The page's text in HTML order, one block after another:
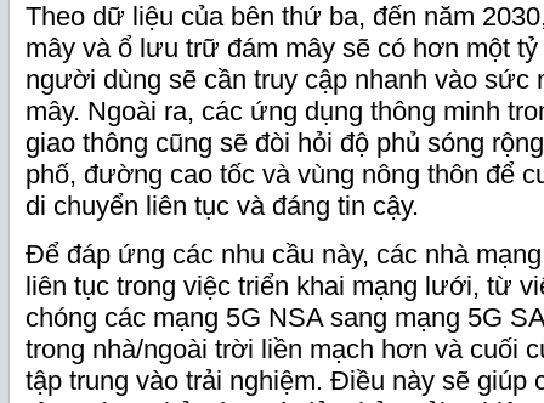
Theo dữ liệu của bên thứ ba, đến năm
mây và ổ lưu trữ đám mây sẽ có hơn một
người dùng sẽ cần truy cập nhanh vào sức
mây. Ngoài ra, các ứng dụng thông minh
giao thông cũng sẽ đòi hỏi độ phủ sóng
phố, đường cao tốc và vùng nông thôn để
di chuyển liên tục và đáng tin cậy.
Để đáp ứng các nhu cầu này, các nhà
liên tục trong việc triển khai mạng lưới, từ
chóng các mạng 5G NSA sang mạng 5G
trong nhà/ngoài trời liền mạch hơn và cuối
tập trung vào trải nghiệm. Điều này sẽ giúp